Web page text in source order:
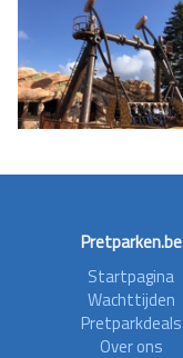
Pretparken.be
Startpagina
Wachttijden
Pretparkdeals
Over ons